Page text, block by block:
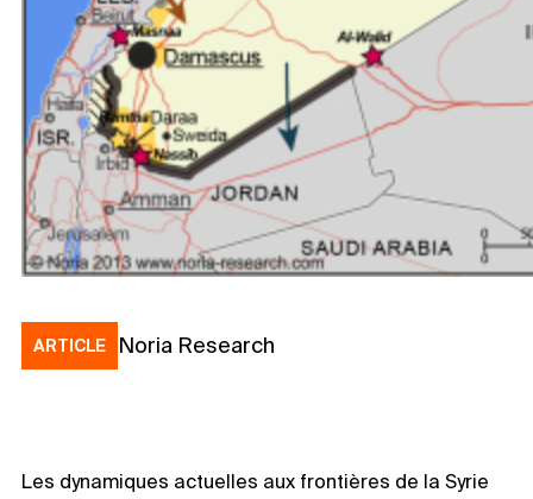
ARTICLE Noria Research
Les dynamiques actuelles aux frontières de la Syrie